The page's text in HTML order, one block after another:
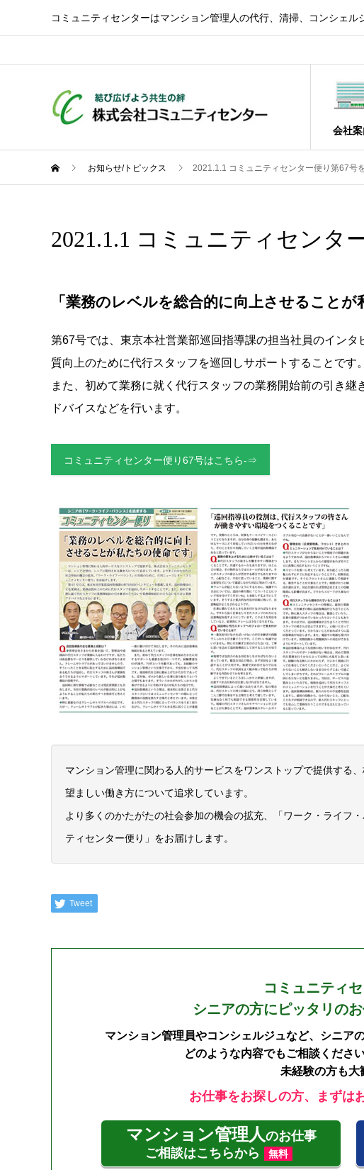
コミュニティセンターはマンション管理人の代行、清掃、コンシェ
会社
お知らせ/トピックス 2021.1.1 コミュニティセンター便り第67号
2021.1.1 コミュニティセンタ
「業務のレベルを総合的に向上させることが
第67号では、東京本社営業部巡回指導課の担当社員のイン
質向上のために代行スタッフを巡回しサポートすることです。
また、初めて業務に就く代行スタッフの業務開始前の引き
ドバイスなどを行います。
コミュニティセンター便り67号はこちら-⇒
マンション管理に関わる人的サービスをワンストップで提供する
望ましい働き方について追求しています。
より多くのかたがたの社会参加の機会の拡充、「ワーク・ライフ
ティセンター便り」をお届けします。
Tweet
コミュニティ
シニアの方にピッタリの
マンション管理員やコンシェルジュなど、シニア
どのような内容でもご相談くださ
未経験の方も大
お仕事をお探しの方、 まずは
マンション管理人のお仕事
ご相談はこちらから
無料